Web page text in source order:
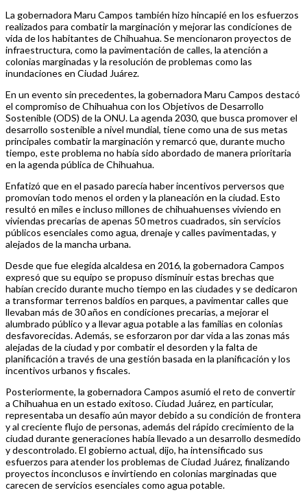
La gobernadora Maru Campos también hizo hincapié en los esfuerzos
realizados para combatir la marginación y mejorar las condiciones de
vida de los habitantes de Chihuahua. Se mencionaron proyectos de
infraestructura, como la pavimentación de calles, la atención a
colonias marginadas y la resolución de problemas como las
inundaciones en Ciudad Juárez.
En un evento sin precedentes, la gobernadora Maru Campos destacó
el compromiso de Chihuahua con los Objetivos de Desarrollo
Sostenible (ODS) de la ONU. La agenda 2030, que busca promover el
desarrollo sostenible a nivel mundial, tiene como una de sus metas
principales combatir la marginación y remarcó que, durante mucho
tiempo, este problema no había sido abordado de manera prioritaria
en la agenda pública de Chihuahua.
Enfatizó que en el pasado parecía haber incentivos perversos que
promovían todo menos el orden y la planeación en la ciudad. Esto
resultó en miles e incluso millones de chihuahuenses viviendo en
viviendas precarias de apenas 50 metros cuadrados, sin servicios
públicos esenciales como agua, drenaje y calles pavimentadas, y
alejados de la mancha urbana.
Desde que fue elegida alcaldesa en 2016, la gobernadora Campos
expresó que su equipo se propuso disminuir estas brechas que
habían crecido durante mucho tiempo en las ciudades y se dedicaron
a transformar terrenos baldíos en parques, a pavimentar calles que
llevaban más de 30 años en condiciones precarias, a mejorar el
alumbrado público y a llevar agua potable a las familias en colonias
desfavorecidas. Además, se esforzaron por dar vida a las zonas más
alejadas de la ciudad y por combatir el desorden y la falta de
planificación a través de una gestión basada en la planificación y los
incentivos urbanos y fiscales.
Posteriormente, la gobernadora Campos asumió el reto de convertir
a Chihuahua en un estado exitoso. Ciudad Juárez, en particular,
representaba un desafío aún mayor debido a su condición de frontera
y al creciente flujo de personas, además del rápido crecimiento de la
ciudad durante generaciones había llevado a un desarrollo desmedido
y descontrolado. El gobierno actual, dijo, ha intensificado sus
esfuerzos para atender los problemas de Ciudad Juárez, finalizando
proyectos inconclusos e invirtiendo en colonias marginadas que
carecen de servicios esenciales como agua potable.